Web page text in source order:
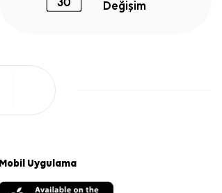
Değişim
Mobil Uygulama